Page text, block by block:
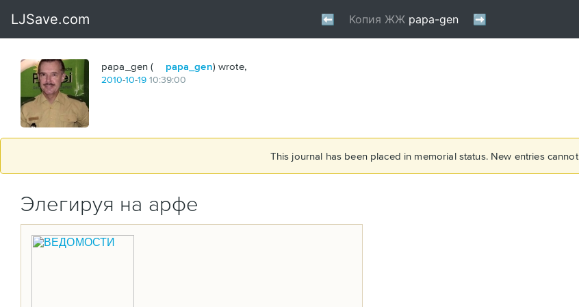
papa_gen ( papa_gen) wrote,
2010-10-19 10:39:00
This journal has been placed in memorial status. New entries
Элегируя на арфе